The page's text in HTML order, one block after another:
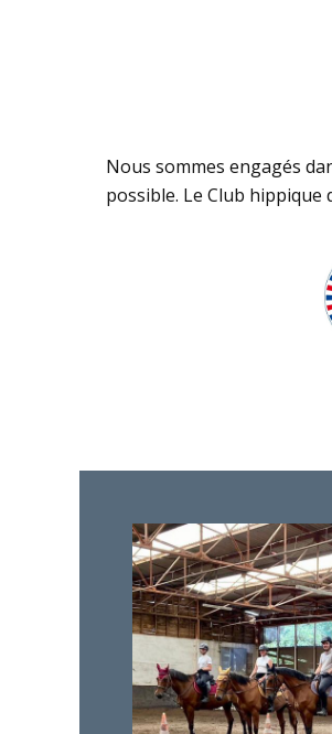
Nous sommes engagés
possible. Le Club hippique